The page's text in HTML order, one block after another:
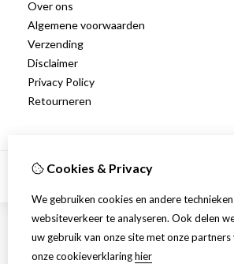
Over ons
Algemene voorwaarden
Verzending
Disclaimer
Privacy Policy
Retourneren
Cookies & Privacy
We gebruiken cookies en andere
websiteverkeer te analyseren. Ook delen
uw gebruik van onze site met onze partners
onze cookieverklaringhier